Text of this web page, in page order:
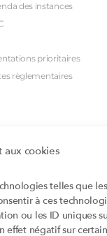
aux cookies
telles que
à ces
ou les ID uniques
négatif sur
des instances
prioritaires
règlementaires